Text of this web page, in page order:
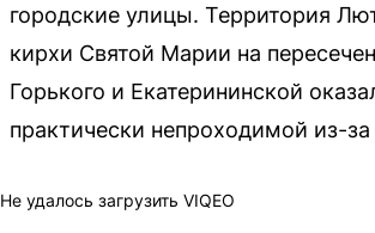
городские улицы. Территория
кирхи Святой Марии на
Горького и Екатерининской
практически непроходимой из-за
Не удалось загрузить VIQEO